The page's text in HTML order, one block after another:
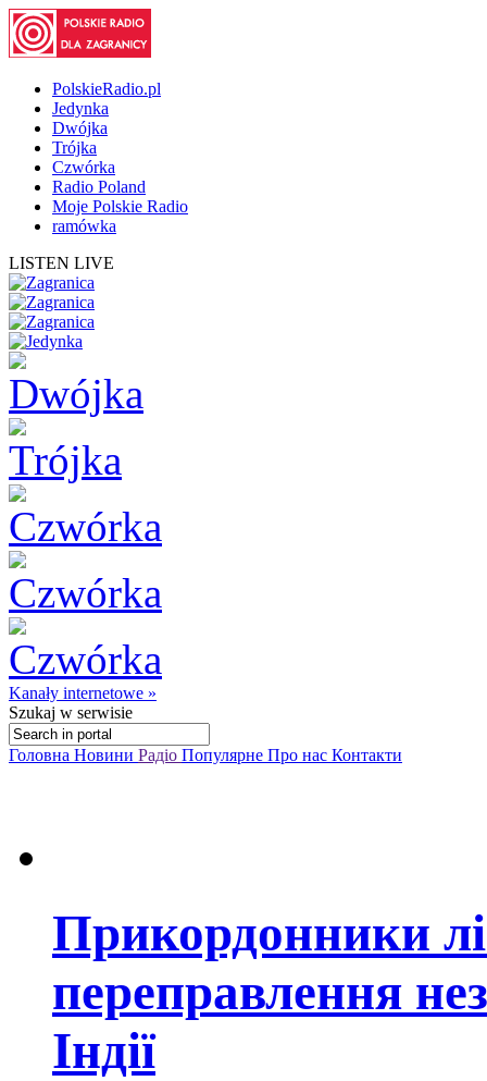
PolskieRadio.pl
Jedynka
Dwójka
Trójka
Czwórka
Radio Poland
Moje Polskie Radio
ramówka
LISTEN LIVE
Kanały internetowe »
Szukaj w serwisie
Головна Новини Радіо Популярне Про нас Контакти
Прикордонники
переправлення
Індії